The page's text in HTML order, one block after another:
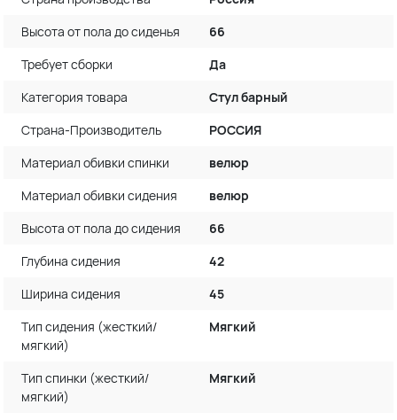
Высота от пола до сиденья
66
Требует сборки
Да
Категория товара
Стул барный
Страна-Производитель
РОССИЯ
Материал обивки спинки
велюр
Материал обивки сидения
велюр
Высота от пола до сидения
66
Глубина сидения
42
Ширина сидения
45
Тип сидения (жесткий/
мягкий)
Мягкий
Тип спинки (жесткий/
мягкий)
Мягкий